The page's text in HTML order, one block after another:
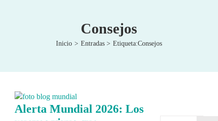
Consejos
Inicio Entradas Etiqueta:Consejos
Alerta Mundial 2026: Los